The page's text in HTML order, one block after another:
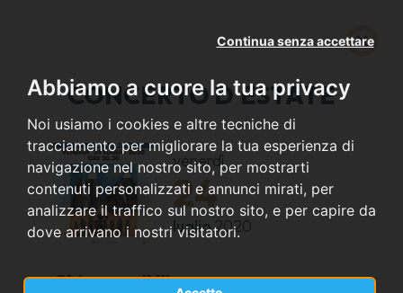
Abbiamo a cuore la tua privacy
Noi usiamo i cookies e altre tecniche di
tracciamento per migliorare la tua esperienza di
navigazione nel nostro sito, per mostrarti
contenuti personalizzati e annunci mirati, per
analizzare il traffico sul nostro sito, e per capire da
dove arrivano i nostri visitatori.
Continua senza accettare
CONCERTO D'ESTATE
venerdì
24
luglio2020
Chiampo (VI)